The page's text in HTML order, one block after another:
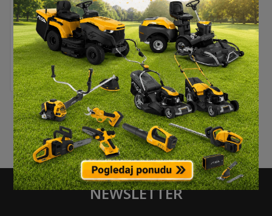
Ručna lampa SCANGRIP
– WORK PEN R (OLOVKA)
26,90€
NEWSLETTER